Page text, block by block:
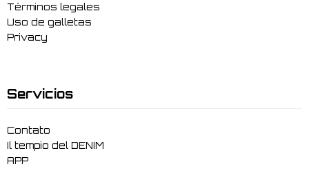
Términos legales
Uso de galletas
Privacy
Servicios
Contato
Il tempio del DENIM
APP